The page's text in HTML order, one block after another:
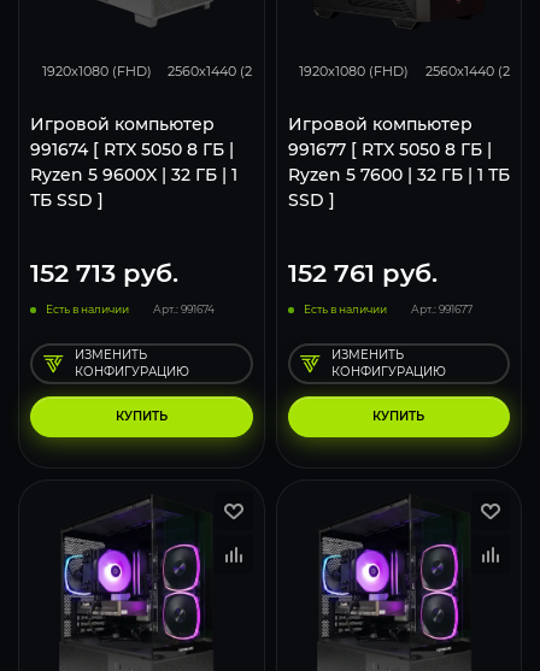
1920x1080 (FHD) 2560x1440 (2K) 3840x2160 (4K)
Игровой компьютер
991674 [ RTX 5050 8 ГБ |
Ryzen 5 9600X | 32 ГБ | 1
ТБ SSD ]
152 713 руб.
Есть в наличии Арт.: 991674
КУПИТЬ
ИЗМЕНИТЬ
КОНФИГУРАЦИЮ
1920x1080 (FHD) 2560x1440 (2K)
Игровой компьютер
991677 [ RTX 5050 8 ГБ |
Ryzen 5 7600 | 32 ГБ | 1 ТБ
SSD ]
152 761 руб.
Есть в наличии Арт.: 991677
КУПИТЬ
ИЗМЕНИТЬ
КОНФИГУРАЦИЮ